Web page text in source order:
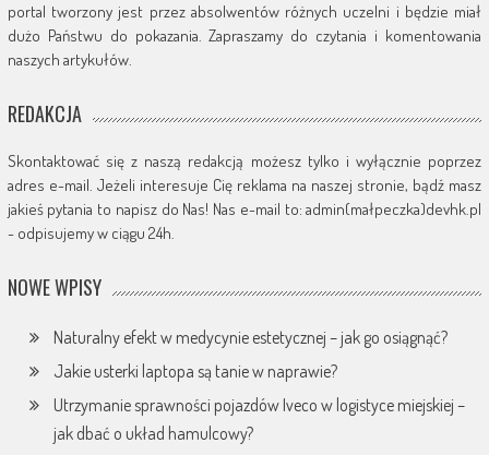
portal tworzony jest przez absolwentów różnych uczelni i będzie miał
dużo Państwu do pokazania. Zapraszamy do czytania i komentowania
naszych artykułów.
REDAKCJA
Skontaktować się z naszą redakcją możesz tylko i wyłącznie poprzez
adres e-mail. Jeżeli interesuje Cię reklama na naszej stronie, bądź masz
jakieś pytania to napisz do Nas! Nas e-mail to: admin(małpeczka)devhk.pl
- odpisujemy w ciągu 24h.
NOWE WPISY
Naturalny efekt w medycynie estetycznej – jak go osiągnąć?
Jakie usterki laptopa są tanie w naprawie?
Utrzymanie sprawności pojazdów Iveco w logistyce miejskiej –
jak dbać o układ hamulcowy?